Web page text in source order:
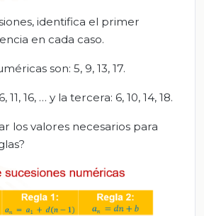
identifica el primer
en cada caso.
son: 5, 9, 13, 17.
11, 16, … y la tercera: 6, 10, 14, 18.
los valores necesarios para